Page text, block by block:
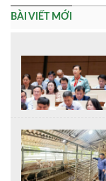
BÀI VIẾT MỚI